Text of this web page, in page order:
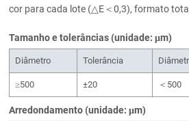
cor para cada lote (△E＜0,3), formato
Tamanho e tolerâncias (unidade: μm)
Diâmetro Tolerância
≥500 ±20 ＜500
Arredondamento (unidade: μm)